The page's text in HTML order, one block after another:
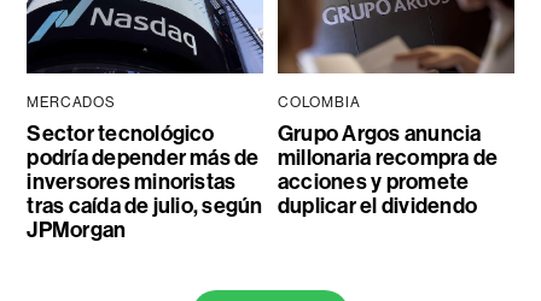
MERCADOS
Sector tecnológico
podría depender más de
inversores minoristas
tras caída de julio, según
JPMorgan
COLOMBIA
Grupo Argos anuncia
millonaria recompra de
acciones y promete
duplicar el dividendo